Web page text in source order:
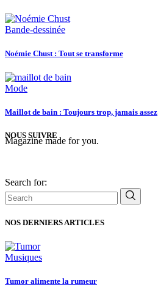
Bande-dessinée
Noémie Chust : Tout se transforme
Mode
Maillot de bain : Toujours trop, jamais assez
NOUS SUIVRE
Magazine made for you.
Search for:
NOS DERNIERS ARTICLES
Musiques
Tumor alimente la rumeur